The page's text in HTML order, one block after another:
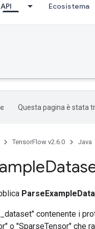
API Ecosistema
Questa pagina è stata
TensorFlow v2.6.0 Java
contenente i
o "SparseTensor" che